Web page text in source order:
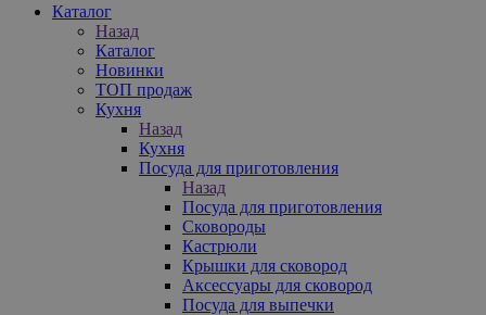
Каталог
Назад
Каталог
Новинки
ТОП продаж
Кухня
Назад
Кухня
Посуда для приготовления
Назад
Посуда для приготовления
Сковороды
Кастрюли
Крышки для сковород
Аксессуары для сковород
Посуда для выпечки